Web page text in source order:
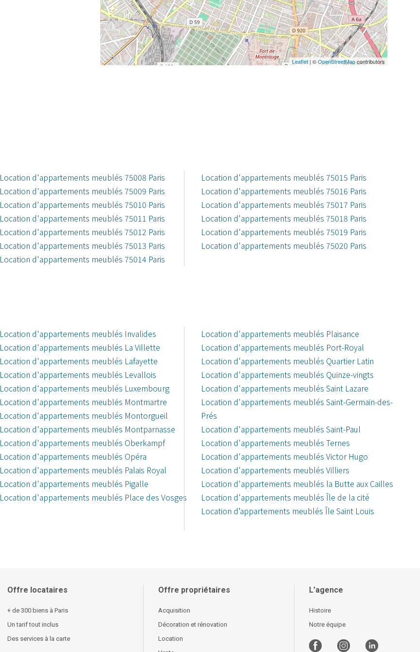
Leaflet| ©OpenStreetMapcontributors
Location d'appartements meublés 75008 Paris
Location d'appartements meublés 75009 Paris
Location d'appartements meublés 75010 Paris
Location d'appartements meublés 75011 Paris
Location d'appartements meublés 75012 Paris
Location d'appartements meublés 75013 Paris
Location d'appartements meublés 75014 Paris
Location d'appartements meublés 75015 Paris
Location d'appartements meublés 75016 Paris
Location d'appartements meublés 75017 Paris
Location d'appartements meublés 75018 Paris
Location d'appartements meublés 75019 Paris
Location d'appartements meublés 75020 Paris
Location d'appartements meublés Invalides
Location d'appartements meublés La Villette
Location d'appartements meublés Lafayette
Location d'appartements meublés Levallois
Location d'appartements meublés Luxembourg
Location d'appartements meublés Montmartre
Location d'appartements meublés Montorgueil
Location d'appartements meublés Montparnasse
Location d'appartements meublés Oberkampf
Location d'appartements meublés Opéra
Location d'appartements meublés Palais Royal
Location d'appartements meublés Pigalle
Location d'appartements meublés Place des Vosges
Location d'appartements meublés Plaisance
Location d'appartements meublés Port-Royal
Location d'appartements meublés Quartier Latin
Location d'appartements meublés Quinze-vingts
Location d'appartements meublés Saint Lazare
Location d'appartements meublés Saint-Germain-des-
Prés
Location d'appartements meublés Saint-Paul
Location d'appartements meublés Ternes
Location d'appartements meublés Victor Hugo
Location d'appartements meublés Villiers
Location d'appartements meublés la Butte aux Cailles
Location d'appartements meublés Île de la cité
Location d’appartements meublés Île Saint Louis
Offre locataires
+ de 300 biens à Paris
Un tarif tout inclus
Des services à la carte
Offre propriétaires
Acquisition
Décoration et rénovation
Location
L’agence
Histoire
Notre équipe